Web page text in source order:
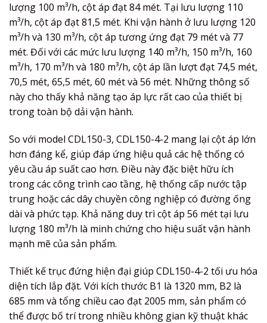
lượng 100 m³/h, cột áp đạt 84 mét. Tại lưu lượng 110
m³/h, cột áp đạt 81,5 mét. Khi vận hành ở lưu lượng 120
m³/h và 130 m³/h, cột áp tương ứng đạt 79 mét và 77
mét. Đối với các mức lưu lượng 140 m³/h, 150 m³/h, 160
m³/h, 170 m³/h và 180 m³/h, cột áp lần lượt đạt 74,5 mét,
70,5 mét, 65,5 mét, 60 mét và 56 mét. Những thông số
này cho thấy khả năng tạo áp lực rất cao của thiết bị
trong toàn bộ dải vận hành.
So với model CDL150-3, CDL150-4-2 mang lại cột áp lớn
hơn đáng kể, giúp đáp ứng hiệu quả các hệ thống có
yêu cầu áp suất cao hơn. Điều này đặc biệt hữu ích
trong các công trình cao tầng, hệ thống cấp nước tập
trung hoặc các dây chuyền công nghiệp có đường ống
dài và phức tạp. Khả năng duy trì cột áp 56 mét tại lưu
lượng 180 m³/h là minh chứng cho hiệu suất vận hành
mạnh mẽ của sản phẩm.
Thiết kế trục đứng hiện đại giúp CDL150-4-2 tối ưu hóa
diện tích lắp đặt. Với kích thước B1 là 1320 mm, B2 là
685 mm và tổng chiều cao đạt 2005 mm, sản phẩm có
thể được bố trí trong nhiều không gian kỹ thuật khác